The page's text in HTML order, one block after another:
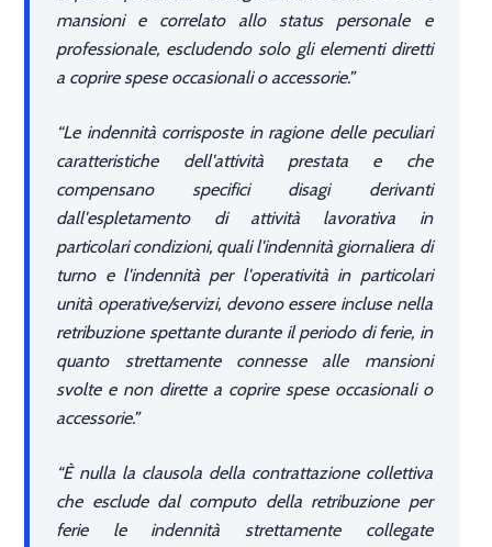
mansioni e correlato allo status personale e
professionale, escludendo solo gli elementi diretti
a coprire spese occasionali o accessorie.
Le indennità corrisposte in ragione delle peculiari
caratteristiche dell'attività prestata e che
compensano specifici disagi derivanti
dall'espletamento di attività lavorativa in
particolari condizioni, quali l'indennità giornaliera di
turno e l'indennità per l'operatività in particolari
unità operative/servizi, devono essere incluse nella
retribuzione spettante durante il periodo di ferie, in
quanto strettamente connesse alle mansioni
svolte e non dirette a coprire spese occasionali o
accessorie.
È nulla la clausola della contrattazione collettiva
che esclude dal computo della retribuzione per
ferie le indennità strettamente collegate